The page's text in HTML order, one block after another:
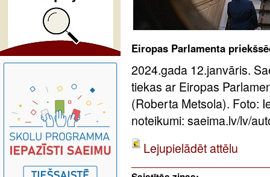
Eiropas Parlamenta
2024.gada 12.janvāris.
tiekas ar Eiropas
(Roberta Metsola). Foto:
noteikumi: saeima.lv/lv/
Lejupielādēt attēlu